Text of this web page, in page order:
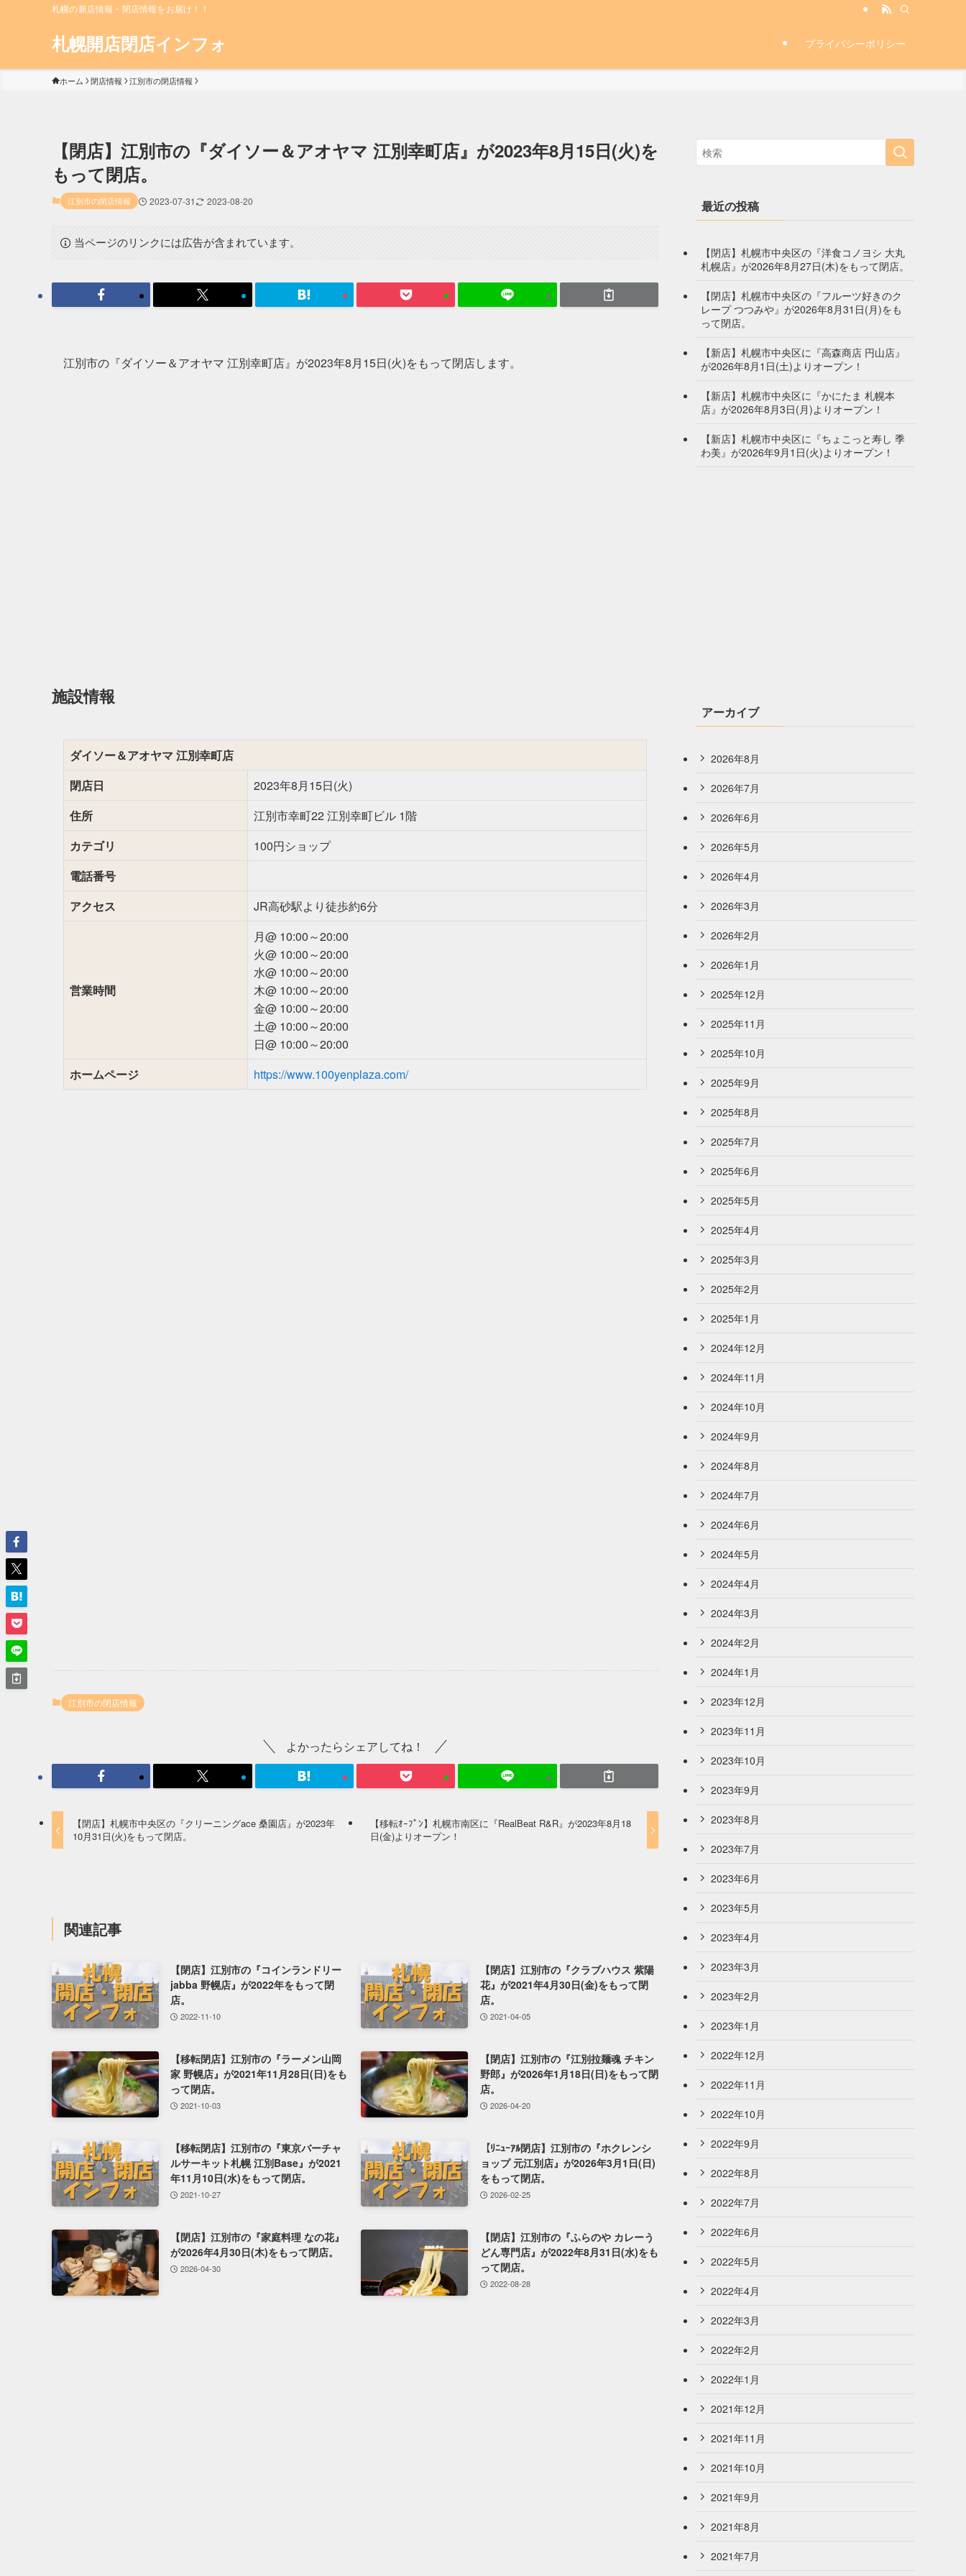
札幌の新店情報・閉店情報をお届け！！
札幌開店閉店インフォ プライバシーポリシー
ホーム 閉店情報 江別市の閉店情報
【閉店】江別市の『ダイソー＆アオヤマ 江別幸町店』が2023年8月15日(火)を
もって閉店。
江別市の閉店情報 2023-07-31 2023-08-20
当ページのリンクには広告が含まれています。
江別市の『ダイソー＆アオヤマ 江別幸町店』が2023年8月15日(火)をもって閉店します。
施設情報
ダイソー＆アオヤマ 江別幸町店
閉店日
2023年8月15日(火)
住所
江別市幸町22 江別幸町ビル 1階
カテゴリ
100円ショップ
電話番号
アクセス
JR高砂駅より徒歩約6分
営業時間
月@ 10:00～20:00
火@ 10:00～20:00
水@ 10:00～20:00
木@ 10:00～20:00
金@ 10:00～20:00
土@ 10:00～20:00
日@ 10:00～20:00
ホームページ
https://www.100yenplaza.com/
江別市の閉店情報
よかったらシェアしてね！
【閉店】札幌市中央区の『クリーニングace 桑園店』が2023年
10月31日(火)をもって閉店。
【移転ｵｰﾌﾟﾝ】札幌市南区に『RealBeat R&R』が2023年8月18
日(金)よりオープン！
関連記事
【閉店】江別市の『コインランドリー
jabba 野幌店』が2022年をもって閉
店。
2022-11-10
【閉店】江別市の『クラブハウス 紫陽
花』が2021年4月30日(金)をもって閉
店。
2021-04-05
【移転閉店】江別市の『ラーメン山岡
家 野幌店』が2021年11月28日(日)をも
って閉店。
2021-10-03
【閉店】江別市の『江別拉麺魂 チキン
野郎』が2026年1月18日(日)をもって閉
店。
2026-04-20
【移転閉店】江別市の『東京バーチャ
ルサーキット札幌 江別Base』が2021
年11月10日(水)をもって閉店。
2021-10-27
【ﾘﾆｭｰｱﾙ閉店】江別市の『ホクレンシ
ョップ 元江別店』が2026年3月1日(日)
をもって閉店。
2026-02-25
【閉店】江別市の『家庭料理 なの花』
が2026年4月30日(木)をもって閉店。
2026-04-30
【閉店】江別市の『ふらのや カレーう
どん専門店』が2022年8月31日(水)をも
って閉店。
2022-08-28
最近の投稿
【閉店】札幌市中央区の『洋食コノヨシ 大丸
札幌店』が2026年8月27日(木)をもって閉店。
【閉店】札幌市中央区の『フルーツ好きのク
レープ つつみや』が2026年8月31日(月)をも
って閉店。
【新店】札幌市中央区に『高森商店 円山店』
が2026年8月1日(土)よりオープン！
【新店】札幌市中央区に『かにたま 札幌本
店』が2026年8月3日(月)よりオープン！
【新店】札幌市中央区に『ちょこっと寿し 季
わ美』が2026年9月1日(火)よりオープン！
アーカイブ
2026年8月
2026年7月
2026年6月
2026年5月
2026年4月
2026年3月
2026年2月
2026年1月
2025年12月
2025年11月
2025年10月
2025年9月
2025年8月
2025年7月
2025年6月
2025年5月
2025年4月
2025年3月
2025年2月
2025年1月
2024年12月
2024年11月
2024年10月
2024年9月
2024年8月
2024年7月
2024年6月
2024年5月
2024年4月
2024年3月
2024年2月
2024年1月
2023年12月
2023年11月
2023年10月
2023年9月
2023年8月
2023年7月
2023年6月
2023年5月
2023年4月
2023年3月
2023年2月
2023年1月
2022年12月
2022年11月
2022年10月
2022年9月
2022年8月
2022年7月
2022年6月
2022年5月
2022年4月
2022年3月
2022年2月
2022年1月
2021年12月
2021年11月
2021年10月
2021年9月
2021年8月
2021年7月